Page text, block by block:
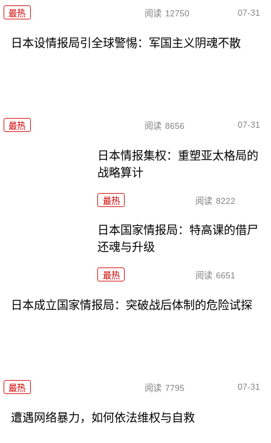
最热 阅读 12750 07-31
日本设情报局引全球警惕：军国主义阴魂不散
最热 阅读 8656 07-31
日本情报集权：重塑亚太格局的
战略算计
最热 阅读 8222
日本国家情报局：特高课的借尸
还魂与升级
最热 阅读 6651
日本成立国家情报局：突破战后体制的危险试探
最热 阅读 7795 07-31
遭遇网络暴力，如何依法维权与自救